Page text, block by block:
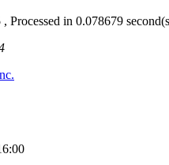
, Processed in 0.078679